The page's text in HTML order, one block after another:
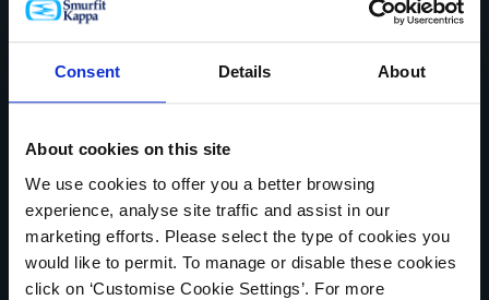
Consent Details About
About cookies on this site
We use cookies to offer you a better browsing
experience, analyse site traffic and assist in our
marketing efforts. Please select the type of cookies you
would like to permit. To manage or disable these cookies
click on ‘Customise Cookie Settings’. For more
MENSAGEM*
Upload de arquivos